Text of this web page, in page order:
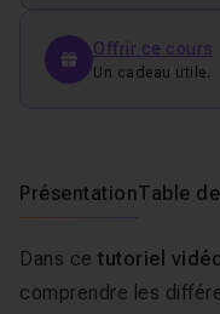
Offrir ce cours
Un cadeau utile.
PrésentationTable
Dans ce tutoriel
comprendre les